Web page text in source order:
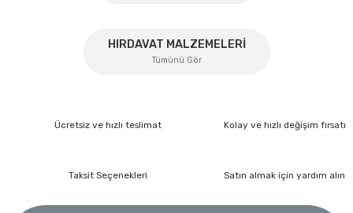
Gönder
260,82 TL
HIRDAVAT MALZEMELERİ
Tümünü Gör
Ücretsiz ve hızlı teslimat Kolay ve hızlı değişim fırsatı
Taksit Seçenekleri Satın almak için yardım alın